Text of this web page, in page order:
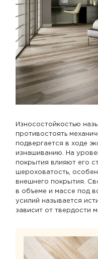
Износостойкостью
противостоять
подвергается в ходе
изнашиванию. На
покрытия влияют его
шероховатость,
внешнего покрытия.
в объеме и массе под
усилий называется
зависит от твердости